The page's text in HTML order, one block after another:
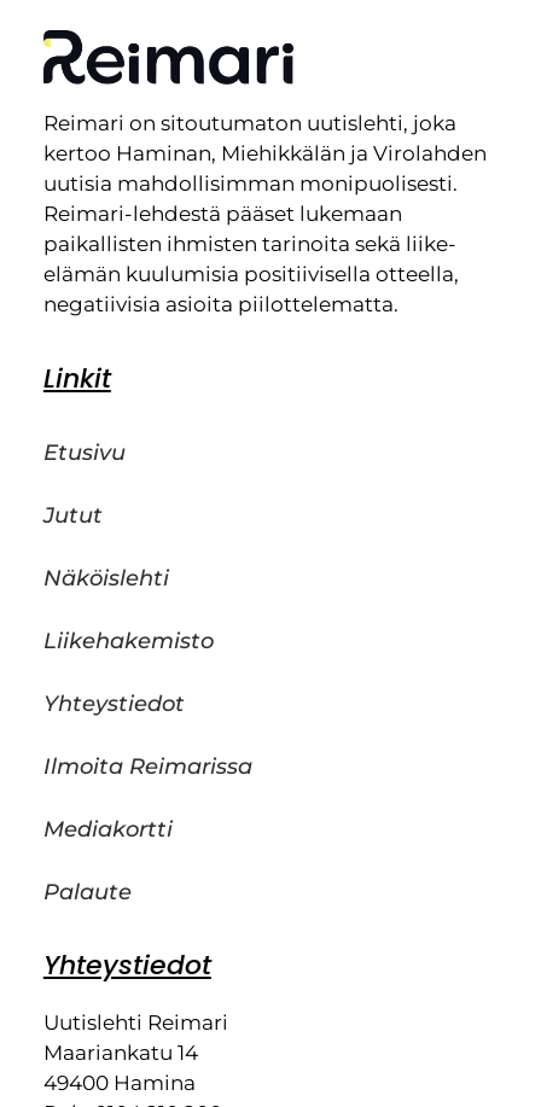
Reimari on sitoutumaton uutislehti, joka
kertoo Haminan, Miehikkälän ja Virolahden
uutisia mahdollisimman monipuolisesti.
Reimari-lehdestä pääset lukemaan
paikallisten ihmisten tarinoita sekä liike-
elämän kuulumisia positiivisella otteella,
negatiivisia asioita piilottelematta.
Linkit
Etusivu
Jutut
Näköislehti
Liikehakemisto
Yhteystiedot
Ilmoita Reimarissa
Mediakortti
Palaute
Yhteystiedot
Uutislehti Reimari
Maariankatu 14
49400 Hamina